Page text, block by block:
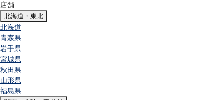
店舗
北海道・東北
北海道
青森県
岩手県
宮城県
秋田県
山形県
福島県